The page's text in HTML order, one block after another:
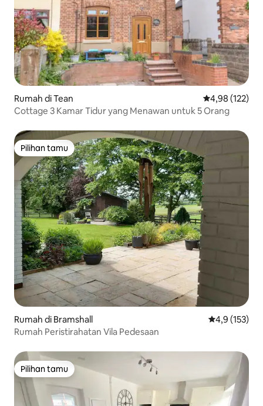
Rumah di Tean Nilai rata-rata
4,98 (122)
Cottage 3 Kamar Tidur yang Menawan untuk 5 Orang
Pilihan tamu
Pilihan tamu
Rumah di Bramshall Nilai rata-
4,9 (153)
Rumah Peristirahatan Vila Pedesaan
Pilihan tamu
Pilihan tamu